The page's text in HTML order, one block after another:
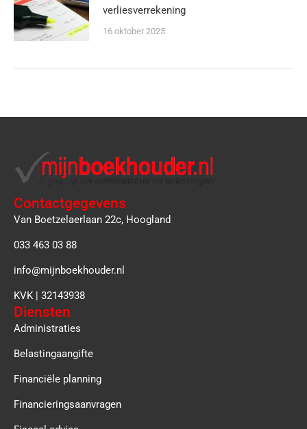
verliesverrekening
16 oktober 2025
Contactgegevens
Van Boetzelaerlaan 22c, Hoogland
033 463 03 88
info@mijnboekhouder.nl
KVK | 32143938
Diensten
Administraties
Belastingaangifte
Financiële planning
Financieringsaanvragen